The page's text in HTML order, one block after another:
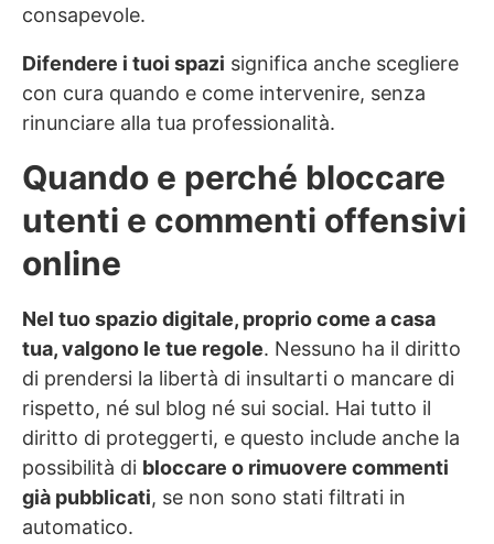
consapevole.
Difendere i tuoi spazi significa anche scegliere
con cura quando e come intervenire, senza
rinunciare alla tua professionalità.
Quando e perché bloccare
utenti e commenti offensivi
online
Nel tuo spazio digitale, proprio come a casa
tua, valgono le tue regole. Nessuno ha il diritto
di prendersi la libertà di insultarti o mancare di
rispetto, né sul blog né sui social. Hai tutto il
diritto di proteggerti, e questo include anche la
possibilità di bloccare o rimuovere commenti
già pubblicati, se non sono stati filtrati in
automatico.